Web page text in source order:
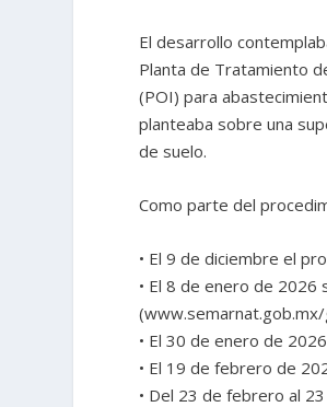
El desarrollo
Planta de Tratamiento
(POI) para
planteaba sobre una
de suelo.
Como parte del
• El 9 de diciembre el
• El 8 de enero de 2026
• El 30 de enero de
• El 19 de febrero de
• Del 23 de febrero al